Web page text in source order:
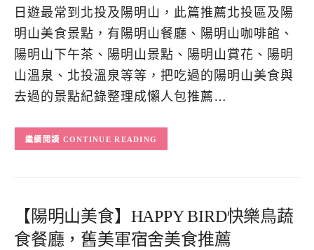
日遊最常到北投及陽明山，此篇推薦北投區及陽
明山美食景點，有陽明山餐廳、陽明山咖啡館、
陽明山下午茶、陽明山景點、陽明山賞花、陽明
山溫泉、北投溫泉等等，把吃過的陽明山美食與
去過的景點紀錄整理成懶人包推薦…
CONTINUE READING
【陽明山美食】HAPPY BIRD快樂鳥蔬
食餐廳，舊美軍宿舍美食推薦